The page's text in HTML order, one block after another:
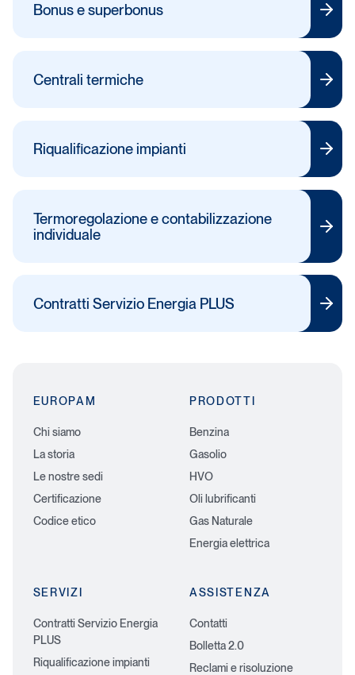
Bonus e superbonus
Centrali termiche
Riqualificazione impianti
Termoregolazione e contabilizzazione
individuale
Contratti Servizio Energia PLUS
EUROPAM
Chi siamo
La storia
Le nostre sedi
Certificazione
Codice etico
PRODOTTI
Benzina
Gasolio
HVO
Oli lubrificanti
Gas Naturale
Energia elettrica
SERVIZI
Contratti Servizio Energia
PLUS
Riqualificazione impianti
ASSISTENZA
Contatti
Bolletta 2.0
Reclami e risoluzione